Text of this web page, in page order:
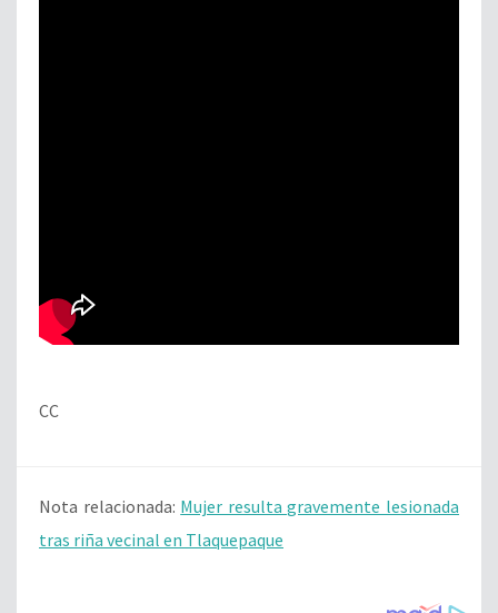
CC
Nota relacionada: Mujer resulta gravemente lesionada
tras riña vecinal en Tlaquepaque